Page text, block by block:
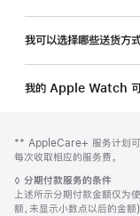
我可以选择哪些送货方
我的 Apple Watch 可
页
页
脚
脚
注
** AppleCare+ 服务计划可
每次收取相应的服务费。
脚
注
◊ 分期付款服务的条件
上述所示分期付款金额仅为
额，未显示小数点以后的金额